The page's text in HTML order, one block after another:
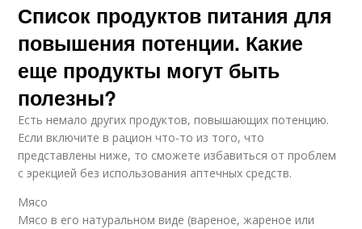
Список продуктов питания для
повышения потенции. Какие
еще продукты могут быть
полезны?
Есть немало других продуктов, повышающих потенцию.
Если включите в рацион что-то из того, что
представлены ниже, то сможете избавиться от проблем
с эрекцией без использования аптечных средств.
Мясо
Мясо в его натуральном виде (вареное, жареное или